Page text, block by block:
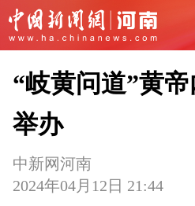
“岐黄问道”黄
举办
中新网河南
2024年04月12日 21:44